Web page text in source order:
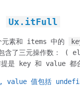
Ux.itFull
元素和 items 中的
包含了三元操作数： (
是 key 和 value 都合
value 值包括